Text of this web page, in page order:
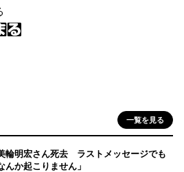
一覧を見る
輪明宏さん死去 ラストメッセージでも
か起こりません」